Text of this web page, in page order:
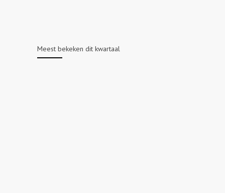
Meest bekeken dit kwartaal